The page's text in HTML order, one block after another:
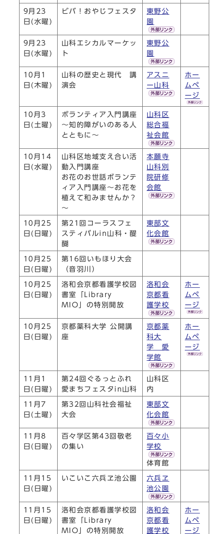
9月23
日(水曜)
ビバ！おやじフェスタ
東野公
園
9月23
日(水曜)
山科エシカルマーケッ
ト
東野公
園
10月1
日(木曜)
山科の歴史と現代 講
演会
アスニ
ー山科
ホー
ムペ
ージ
10月3
日(土曜)
ボランティア入門講座
～知的障がいのある人
とともに～
山科区
総合福
祉会館
10月14
日(水曜)
山科区地域支え合い活
動入門講座
お花のお世話ボランテ
ィア入門講座～お花を
植えて和みませんか？
～
本願寺
山科別
院研修
会館
10月25
日(日曜)
第21回コーラスフェ
スティバルin山科・醍
醐
東部文
化会館
10月25
日(日曜)
第16回いもほり大会
（音羽川）
10月25
日(日曜)
洛和会京都看護学校図
書室「Library
MIO」の特別開放
洛和会
京都看
護学校
ホー
ムペ
ージ
10月25
日(日曜)
京都薬科大学 公開講
座
京都薬
科大
学 愛
学館
ホー
ムペ
ージ
11月1
日(日曜)
第24回ぐるっとふれ
愛まちフェスタin山科
山科区
内
11月7
日(土曜)
第32回山科社会福祉
大会
東部文
化会館
11月8
日(日曜)
百々学区第43回敬老
の集い
百々小
学校
体育館
11月15
日(日曜)
いこいこ六兵ヱ池公園
六兵ヱ
池公園
11月15
日(日曜)
洛和会京都看護学校図
書室「Library
MIO」の特別開放
洛和会
京都看
護学校
ホー
ムペ
ージ